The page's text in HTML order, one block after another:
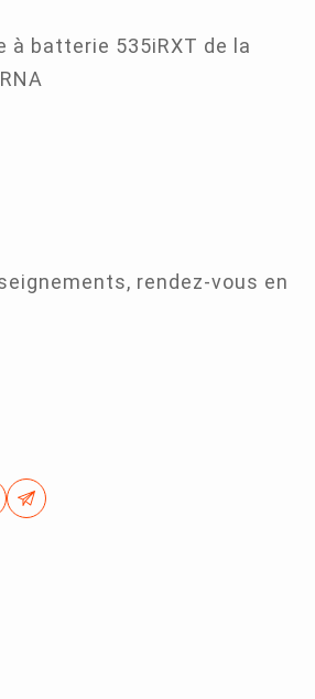
à batterie 535iRXT de la
rendez-vous en